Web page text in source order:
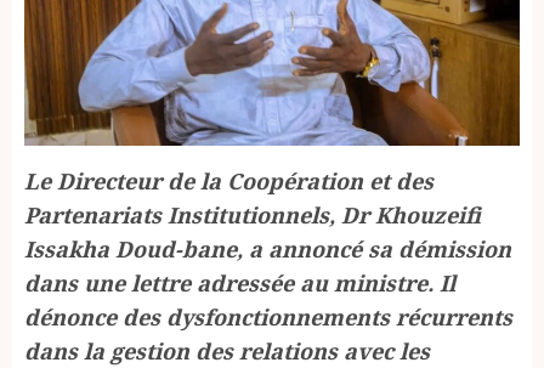
Le Directeur de la Coopération et des
Partenariats Institutionnels, Dr Khouzeifi
Issakha Doud-bane, a annoncé sa démission
dans une lettre adressée au ministre. Il
dénonce des dysfonctionnements récurrents
dans la gestion des relations avec les